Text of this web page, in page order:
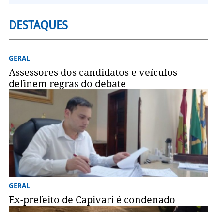
DESTAQUES
GERAL
Assessores dos candidatos e veículos
definem regras do debate
GERAL
Ex-prefeito de Capivari é condenado